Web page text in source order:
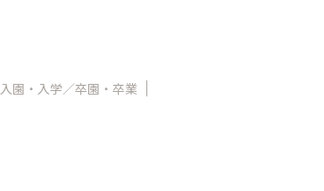
入園・入学／卒園・卒業